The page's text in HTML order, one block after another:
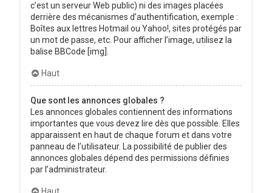
c’est un serveur Web public) ni des images placées
derrière des mécanismes d’authentification, exemple :
Boîtes aux lettres Hotmail ou Yahoo!, sites protégés par
un mot de passe, etc. Pour afficher l’image, utilisez la
balise BBCode [img].
Haut
Que sont les annonces globales ?
Les annonces globales contiennent des informations
importantes que vous devez lire dès que possible. Elles
apparaissent en haut de chaque forum et dans votre
panneau de l’utilisateur. La possibilité de publier des
annonces globales dépend des permissions définies
par l’administrateur.